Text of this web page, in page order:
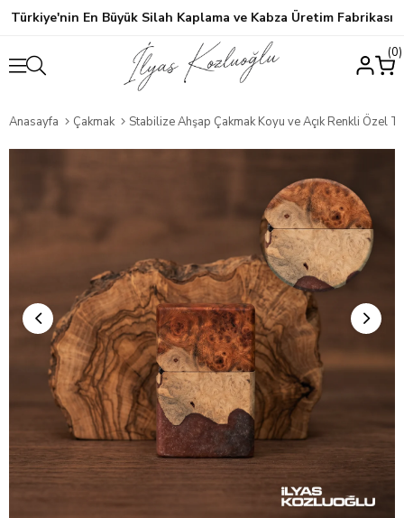
Türkiye'nin En Büyük Silah Kaplama ve Kabza Üretim Fabrikası
0
Anasayfa Çakmak Stabilize Ahşap Çakmak Koyu ve Açık Renkli Özel